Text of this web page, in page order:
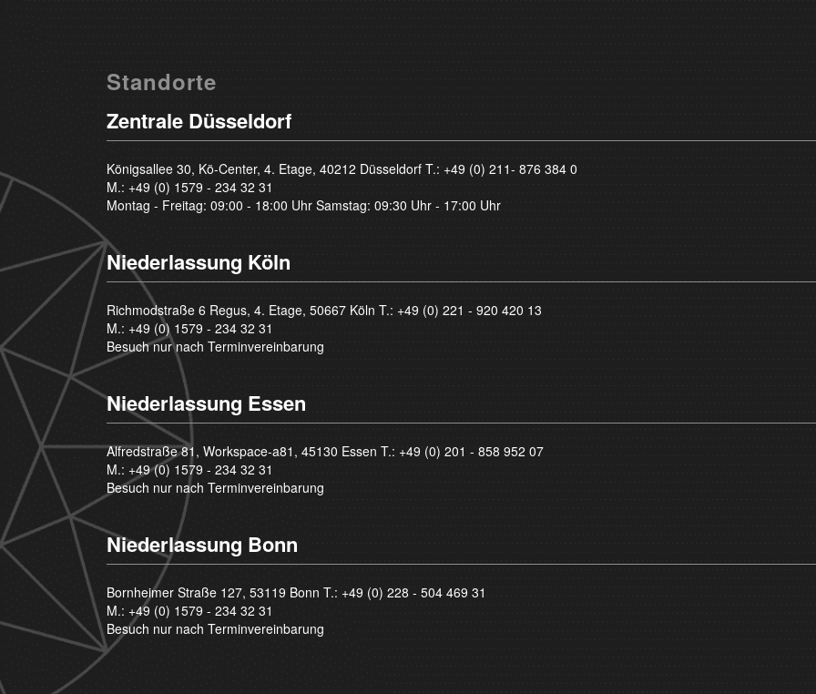
Standorte
Zentrale Düsseldorf
Königsallee 30, Kö-Center, 4. Etage, 40212 Düsseldorf T.: +49 (0) 211- 876 384 0
M.: +49 (0) 1579 - 234 32 31
Montag - Freitag: 09:00 - 18:00 Uhr Samstag: 09:30 Uhr - 17:00 Uhr
Niederlassung Köln
Richmodstraße 6 Regus, 4. Etage, 50667 Köln T.: +49 (0) 221 - 920 420 13
M.: +49 (0) 1579 - 234 32 31
Besuch nur nach Terminvereinbarung
Niederlassung Essen
Alfredstraße 81, Workspace-a81, 45130 Essen T.: +49 (0) 201 - 858 952 07
M.: +49 (0) 1579 - 234 32 31
Besuch nur nach Terminvereinbarung
Niederlassung Bonn
Bornheimer Straße 127, 53119 Bonn T.: +49 (0) 228 - 504 469 31
M.: +49 (0) 1579 - 234 32 31
Besuch nur nach Terminvereinbarung